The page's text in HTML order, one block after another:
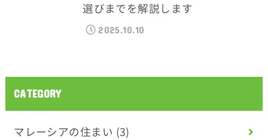
選びまでを解説します
2025.10.10
CATEGORY
マレーシアの住まい (3)